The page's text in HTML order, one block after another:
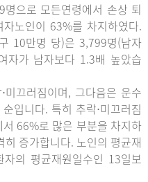
으로 모든연령에서 손상 퇴
노인이 63%를 차지하였다.
10만명 당)은 3,799명(남자
자가 남자보다 1.3배 높았습
끄러짐이며, 그다음은 운수
입니다. 특히 추락⋅미끄러짐
66%로 많은 부분을 차지하
증가합니다. 노인의 평균재
의 평균재원일수인 13일보